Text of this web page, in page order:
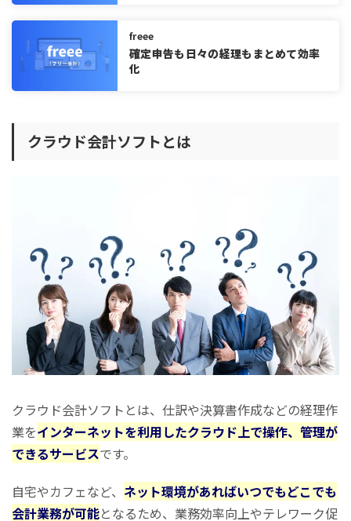
クラウド会計ソフトの人気おすすめランキング7選
1.弥生会計 Next
★
5.PCAクラウド会計
無料で使えるクラウド会計ソフトおすすめ3選
1：弥生給与 Next★
2：
MFクラウド会計
3：freee
クラウド会計ソフトのメリット
簿記の知識が無くても会計業務がしやすい
データ連携で経理作業を効率化できる
インターネット環境があればいつでもどこでも作業できる
システムが自動更新されるためメンテナンスが不要
複数人での利用が可能
クラウド会計ソフトのデメリット
インターネット環境の整備が必要
freee
確定申告も日々の経理もまとめて効率
化
クラウド会計ソフトとは
クラウド会計ソフトとは、仕訳や決算書作成などの経理作
業をインターネットを利用したクラウド上で操作、管理が
できるサービスです。
自宅やカフェなど、 ネット環境があればいつでもどこでも
会計業務が可能となるため、業務効率向上やテレワーク促